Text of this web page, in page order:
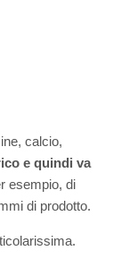
calcio,
e quindi va
esempio, di
di prodotto.